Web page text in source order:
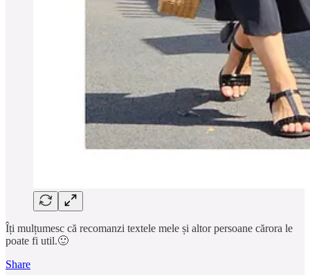
Îți mulțumesc că recomanzi textele mele și altor persoane cărora le
poate fi util.🙂
Share